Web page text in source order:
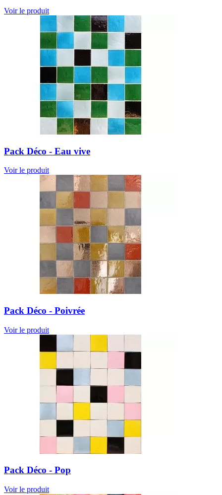
Voir le produit
Pack Déco - Eau vive
Voir le produit
Pack Déco - Poivrée
Voir le produit
Pack Déco - Pop
Voir le produit